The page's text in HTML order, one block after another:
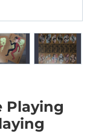
Playing